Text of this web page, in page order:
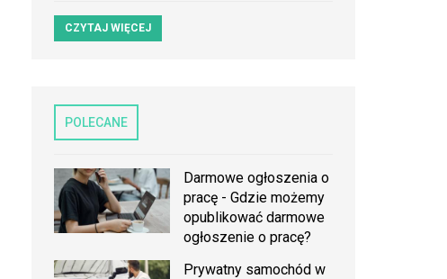
CZYTAJ WIĘCEJ
POLECANE
Darmowe ogłoszenia o
pracę - Gdzie możemy
opublikować darmowe
ogłoszenie o pracę?
Prywatny samochód w